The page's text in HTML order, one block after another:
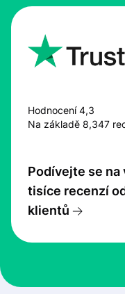
Hodnocení 4,3
Na základě 8,347
Podívejte se na
tisíce recenzí
klientů